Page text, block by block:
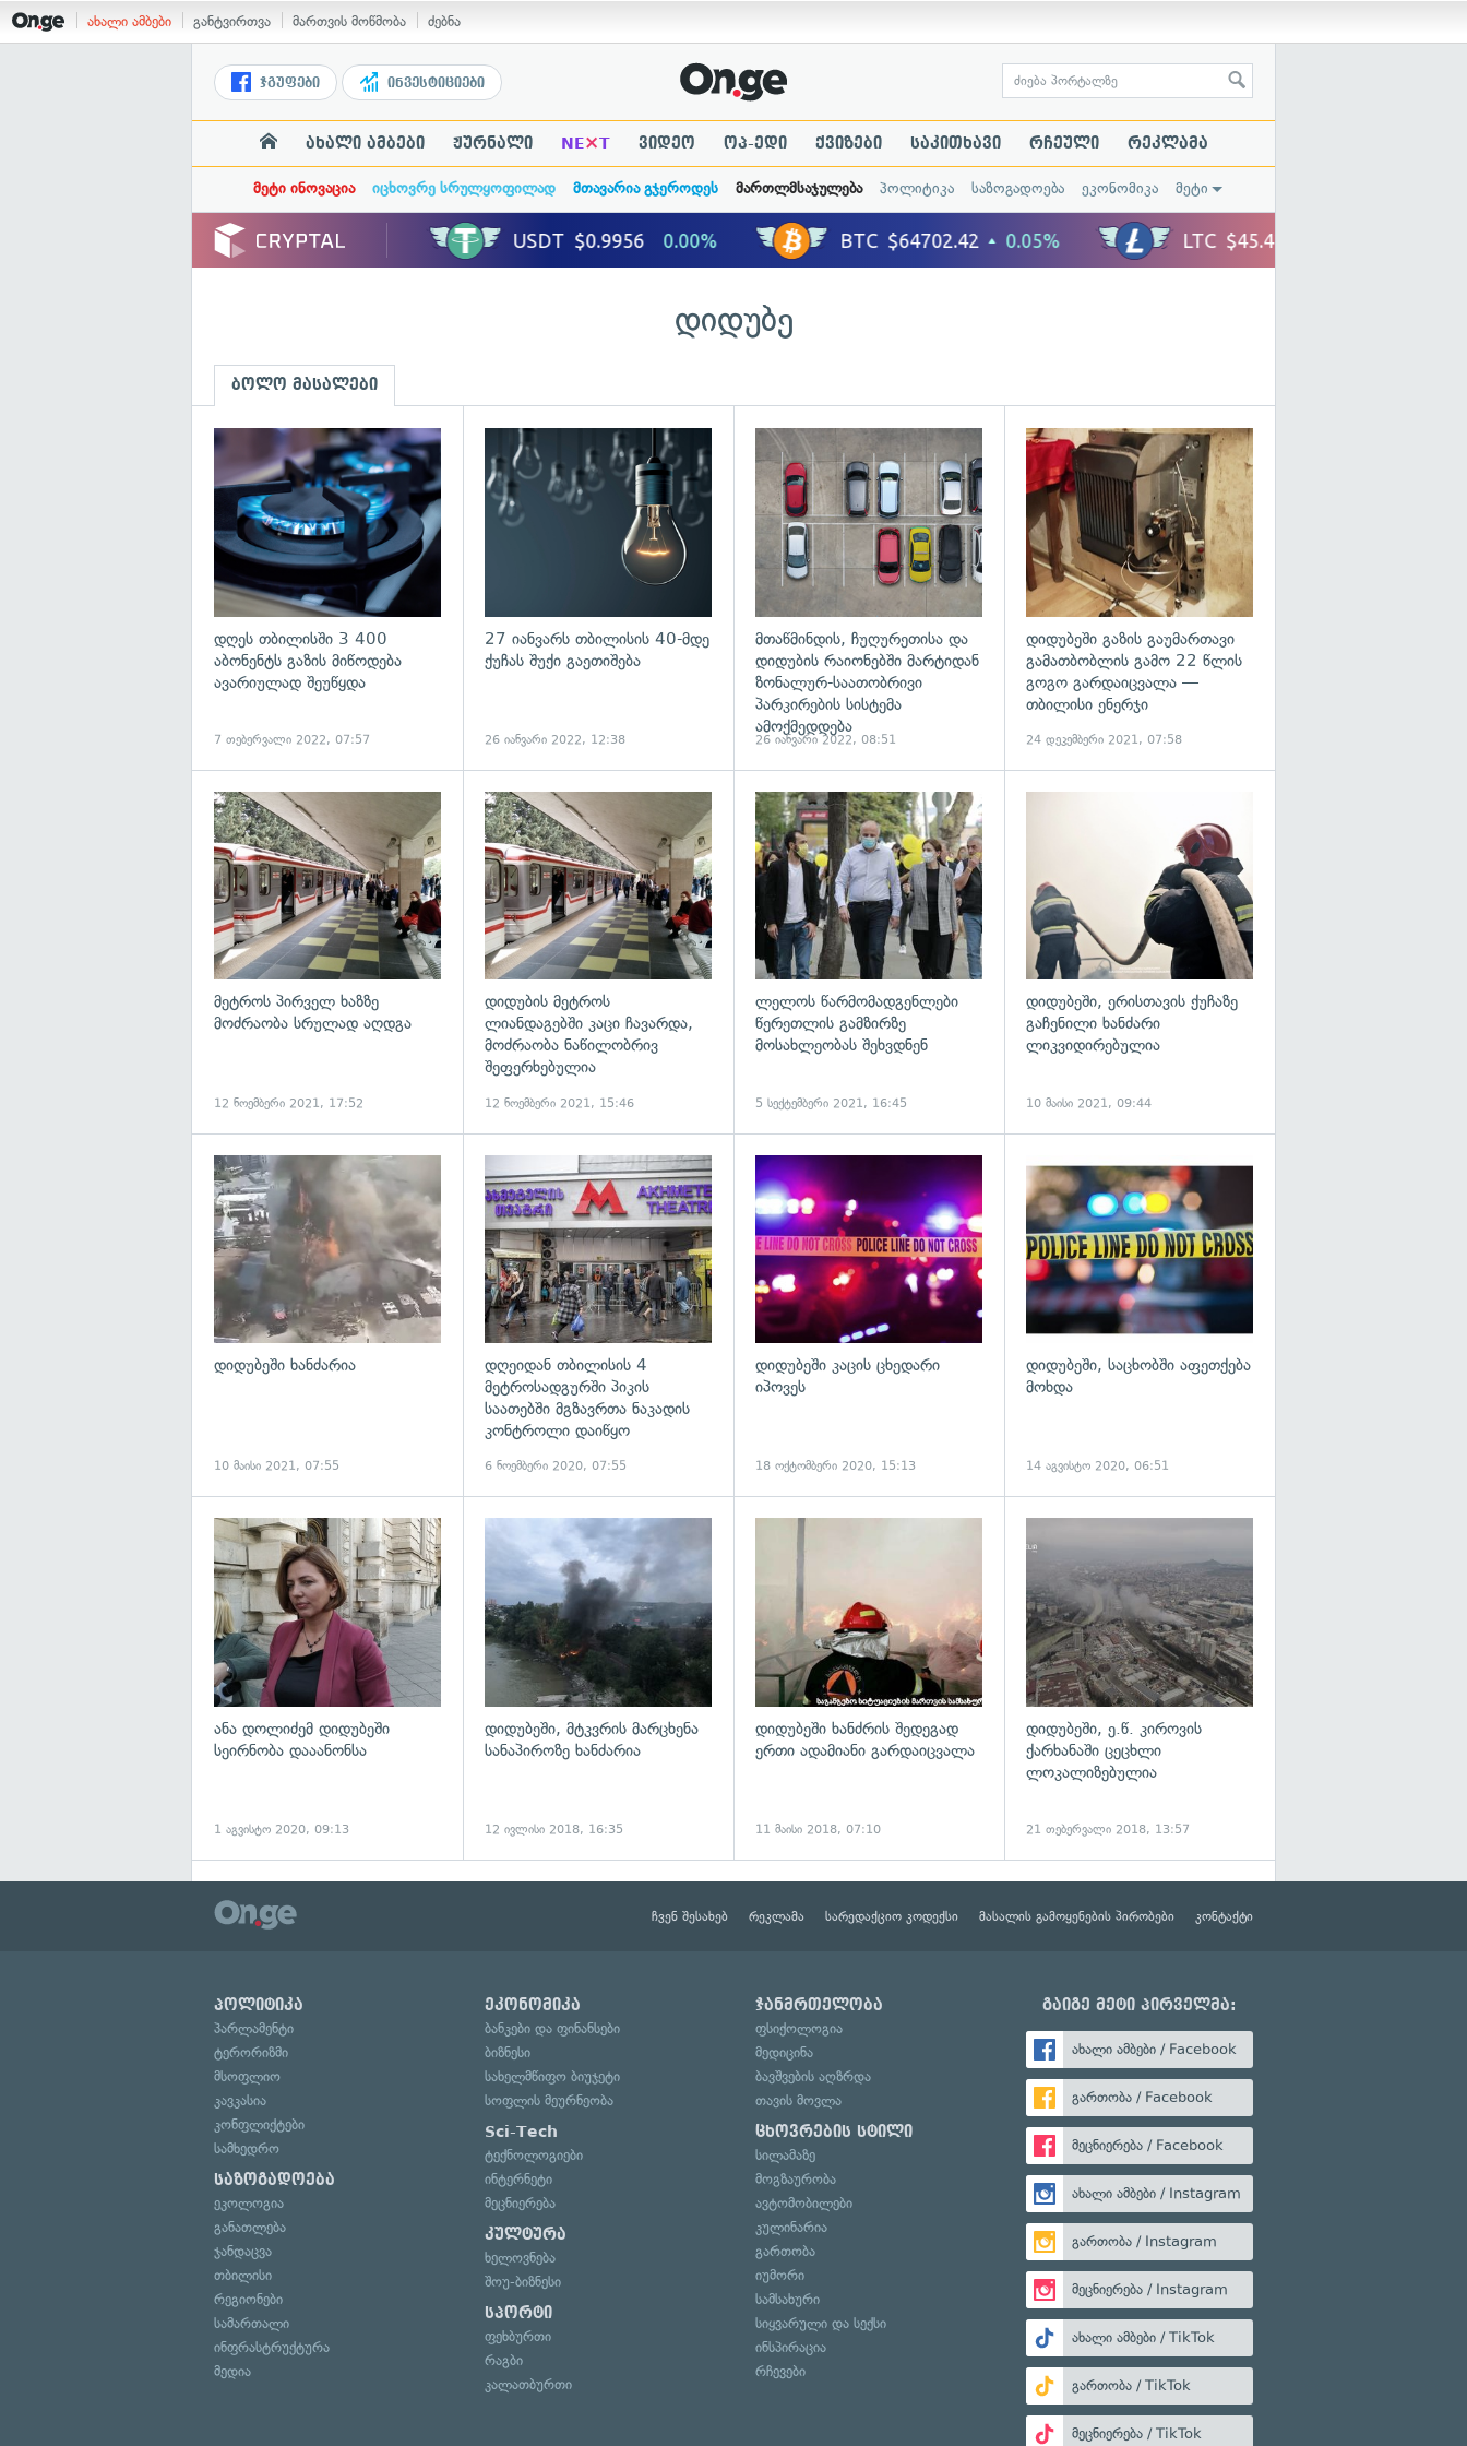
ახალი ამბები განტვირთვა მართვის მოწმობა ძებნა
ჯგუფები ინვესტიციები
ახალი ამბები ჟურნალი NE×T ვიდეო ოპ-ედი ქვიზები საკითხავი რჩეული რეკლამა
მეტი ინოვაცია იცხოვრე სრულყოფილად მთავარია გჯეროდეს მართლმსაჯულება პოლიტიკა საზოგადოება ეკონომიკა მეტი
დიდუბე
ბოლო მასალები
გადახედვა
დღეს თბილისში 3 400
აბონენტს გაზის მიწოდება
ავარიულად შეუწყდა
7 თებერვალი 2022, 07:57
გადახედვა
27 იანვარს თბილისის 40-მდე
ქუჩას შუქი გაეთიშება
26 იანვარი 2022, 12:38
გადახედვა
მთაწმინდის, ჩუღურეთისა და
დიდუბის რაიონებში მარტიდან
ზონალურ-საათობრივი
პარკირების სისტემა
ამოქმედდება
26 იანვარი 2022, 08:51
დიდუბეში გაზის გაუმართავი
გამათბობლის გამო 22 წლის
გოგო გარდაიცვალა —
თბილისი ენერჯი
24 დეკემბერი 2021, 07:58
გადახედვა
მეტროს პირველ ხაზზე
მოძრაობა სრულად აღდგა
12 ნოემბერი 2021, 17:52
გადახედვა
დიდუბის მეტროს
ლიანდაგებში კაცი ჩავარდა,
მოძრაობა ნაწილობრივ
შეფერხებულია
12 ნოემბერი 2021, 15:46
ლელოს წარმომადგენლები
წერეთლის გამზირზე
მოსახლეობას შეხვდნენ
5 სექტემბერი 2021, 16:45
დიდუბეში, ერისთავის ქუჩაზე
გაჩენილი ხანძარი
ლიკვიდირებულია
10 მაისი 2021, 09:44
გადახედვა
დიდუბეში ხანძარია
10 მაისი 2021, 07:55
გადახედვა
დღეიდან თბილისის 4
მეტროსადგურში პიკის
საათებში მგზავრთა ნაკადის
კონტროლი დაიწყო
6 ნოემბერი 2020, 07:55
გადახედვა
დიდუბეში კაცის ცხედარი
იპოვეს
18 ოქტომბერი 2020, 15:13
დიდუბეში, საცხობში აფეთქება
მოხდა
14 აგვისტო 2020, 06:51
ანა დოლიძემ დიდუბეში
სეირნობა დააანონსა
1 აგვისტო 2020, 09:13
დიდუბეში, მტკვრის მარცხენა
სანაპიროზე ხანძარია
12 ივლისი 2018, 16:35
გადახედვა
დიდუბეში ხანძრის შედეგად
ერთი ადამიანი გარდაიცვალა
11 მაისი 2018, 07:10
დიდუბეში, ე.წ. კიროვის
ქარხანაში ცეცხლი
ლოკალიზებულია
21 თებერვალი 2018, 13:57
ჩვენ შესახებ რეკლამა სარედაქციო კოდექსი მასალის გამოყენების პირობები კონტაქტი
პოლიტიკა
პარლამენტი
ტერორიზმი
მსოფლიო
კავკასია
კონფლიქტები
სამხედრო
საზოგადოება
ეკოლოგია
განათლება
ჯანდაცვა
თბილისი
რეგიონები
სამართალი
ინფრასტრუქტურა
მედია
ეკონომიკა
ბანკები და ფინანსები
ბიზნესი
სახელმწიფო ბიუჯეტი
სოფლის მეურნეობა
Sci-Tech
ტექნოლოგიები
ინტერნეტი
მეცნიერება
კულტურა
ხელოვნება
შოუ-ბიზნესი
სპორტი
ფეხბურთი
რაგბი
კალათბურთი
ჯანმრთელობა
ფსიქოლოგია
მედიცინა
ბავშვების აღზრდა
თავის მოვლა
ცხოვრების სტილი
სილამაზე
მოგზაურობა
ავტომობილები
კულინარია
გართობა
იუმორი
სამსახური
სიყვარული და სექსი
ინსპირაცია
რჩევები
გაიგე მეტი პირველმა:
ახალი ამბები / Facebook
გართობა / Facebook
მეცნიერება / Facebook
ახალი ამბები / Instagram
გართობა / Instagram
მეცნიერება / Instagram
ახალი ამბები / TikTok
გართობა / TikTok
მეცნიერება / TikTok